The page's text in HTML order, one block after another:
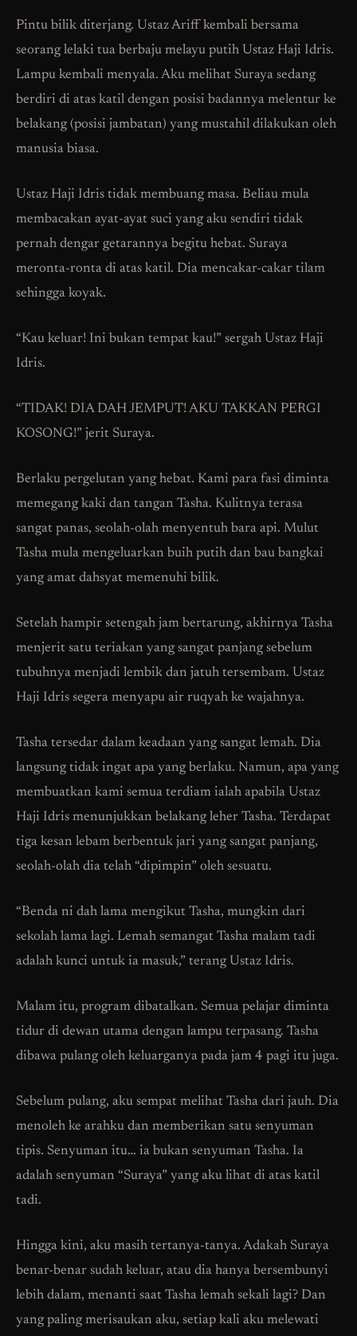
Pintu bilik diterjang. Ustaz Ariff kembali bersama
seorang lelaki tua berbaju melayu putih Ustaz Haji Idris.
Lampu kembali menyala. Aku melihat Suraya sedang
berdiri di atas katil dengan posisi badannya melentur ke
belakang (posisi jambatan) yang mustahil dilakukan oleh
manusia biasa.
Ustaz Haji Idris tidak membuang masa. Beliau mula
membacakan ayat-ayat suci yang aku sendiri tidak
pernah dengar getarannya begitu hebat. Suraya
meronta-ronta di atas katil. Dia mencakar-cakar tilam
sehingga koyak.
“Kau keluar! Ini bukan tempat kau!” sergah Ustaz Haji
Idris.
“TIDAK! DIA DAH JEMPUT! AKU TAKKAN PERGI
KOSONG!” jerit Suraya.
Berlaku pergelutan yang hebat. Kami para fasi diminta
memegang kaki dan tangan Tasha. Kulitnya terasa
sangat panas, seolah-olah menyentuh bara api. Mulut
Tasha mula mengeluarkan buih putih dan bau bangkai
yang amat dahsyat memenuhi bilik.
Setelah hampir setengah jam bertarung, akhirnya Tasha
menjerit satu teriakan yang sangat panjang sebelum
tubuhnya menjadi lembik dan jatuh tersembam. Ustaz
Haji Idris segera menyapu air ruqyah ke wajahnya.
Tasha tersedar dalam keadaan yang sangat lemah. Dia
langsung tidak ingat apa yang berlaku. Namun, apa yang
membuatkan kami semua terdiam ialah apabila Ustaz
Haji Idris menunjukkan belakang leher Tasha. Terdapat
tiga kesan lebam berbentuk jari yang sangat panjang,
seolah-olah dia telah “dipimpin” oleh sesuatu.
“Benda ni dah lama mengikut Tasha, mungkin dari
sekolah lama lagi. Lemah semangat Tasha malam tadi
adalah kunci untuk ia masuk,” terang Ustaz Idris.
Malam itu, program dibatalkan. Semua pelajar diminta
tidur di dewan utama dengan lampu terpasang. Tasha
dibawa pulang oleh keluarganya pada jam 4 pagi itu juga.
Sebelum pulang, aku sempat melihat Tasha dari jauh. Dia
menoleh ke arahku dan memberikan satu senyuman
tipis. Senyuman itu… ia bukan senyuman Tasha. Ia
adalah senyuman “Suraya” yang aku lihat di atas katil
tadi.
Hingga kini, aku masih tertanya-tanya. Adakah Suraya
benar-benar sudah keluar, atau dia hanya bersembunyi
lebih dalam, menanti saat Tasha lemah sekali lagi? Dan
yang paling merisaukan aku, setiap kali aku melewati